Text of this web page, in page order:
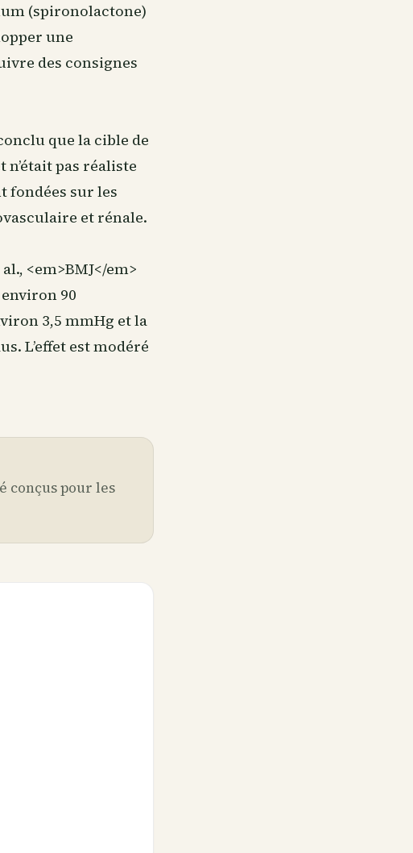
(spironolactone)
une
des consignes
que la cible de
n’était pas réaliste
fondées sur les
et rénale.
<em>BMJ</em>
90
3,5 mmHg et la
L’effet est modéré
conçus pour les